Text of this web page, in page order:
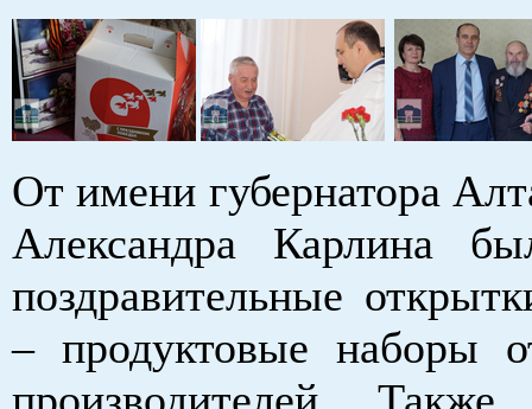
От имени губернатора
Александра Карлина
поздравительные
– продуктовые наборы